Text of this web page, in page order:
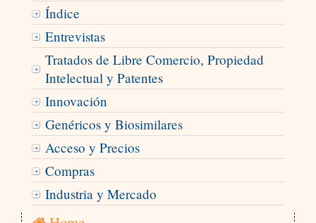
Índice
Entrevistas
Tratados de Libre Comercio, Propiedad
Intelectual y Patentes
Innovación
Genéricos y Biosimilares
Acceso y Precios
Compras
Industria y Mercado